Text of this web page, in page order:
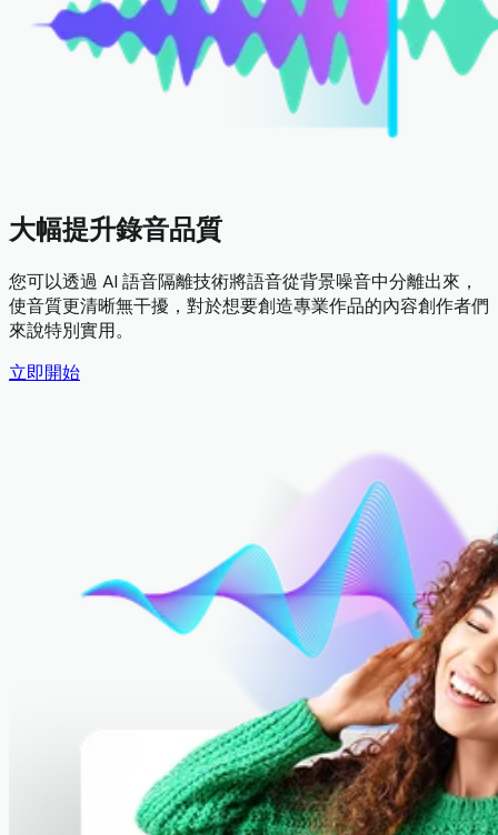
大幅提升錄音品質
您可以透過 AI 語音隔離技術將語音從背景噪音中分離出來，
使音質更清晰無干擾，對於想要創造專業作品的內容創作者們
來說特別實用。
立即開始